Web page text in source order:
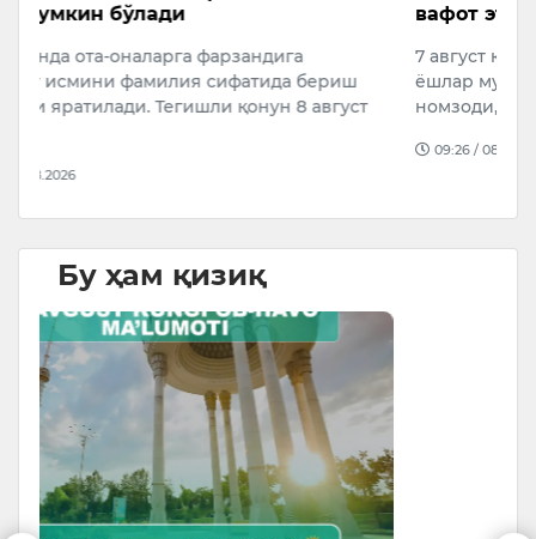
вафот этди
7 август куни Ўзбекистонда хизмат кўрсатган
ёшлар мураббийси, санъатшунослик фанлари
номзоди, профессор, таниқли киноактёр, …
Бу ҳам қизиқ